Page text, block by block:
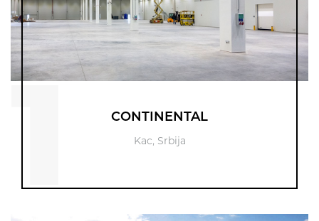
CONTINENTAL
Kac, Srbija
1